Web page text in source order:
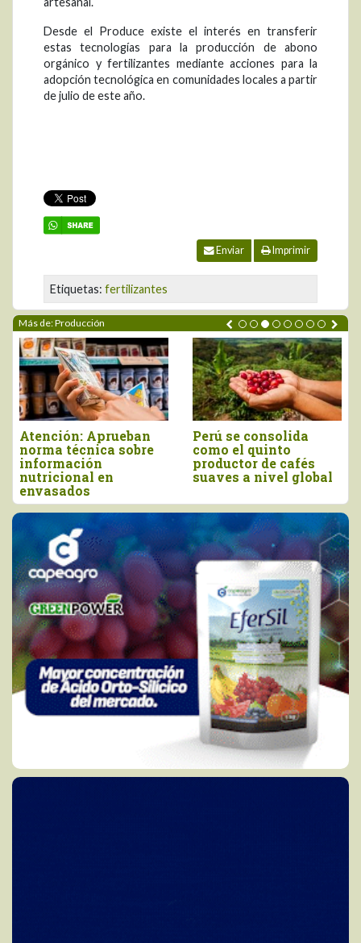
Desde el Produce existe el interés en transferir
estas tecnologías para la producción de abono
orgánico y fertilizantes mediante acciones para la
adopción tecnológica en comunidades locales a partir
de julio de este año.
Enviar Imprimir
Etiquetas: fertilizantes
Más de: Producción
Perú se consolida
como el quinto
productor de cafés
suaves a nivel global
Producción
de orégano
las 13.935
en 2025